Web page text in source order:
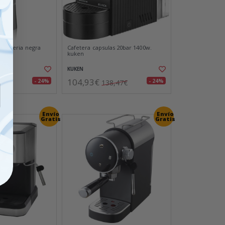
bateria negra
- 24%
Cafetera capsulas 20bar 1400w.
kuken
KUKEN
104,93€ 138,47€ - 24%
Envío
Gratis
Envío
Gratis